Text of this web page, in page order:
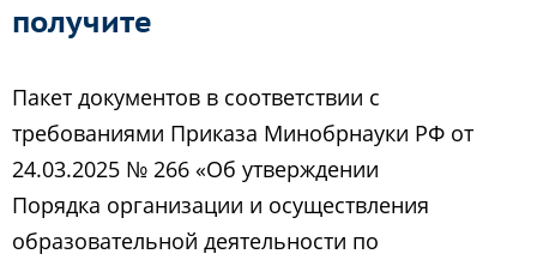
получите
Пакет документов в соответствии с
требованиями Приказа Минобрнауки РФ от
24.03.2025 № 266 «Об утверждении
Порядка организации и осуществления
образовательной деятельности по